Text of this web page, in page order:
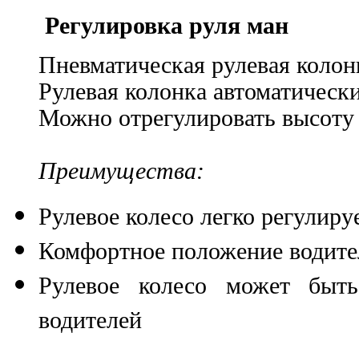
Регулировка руля ман
Пневматическая рулевая
Рулевая колонка
Можно отрегулировать высоту
Преимущества:
Рулевое колесо легко
Комфортное положение
Рулевое колесо может
водителей